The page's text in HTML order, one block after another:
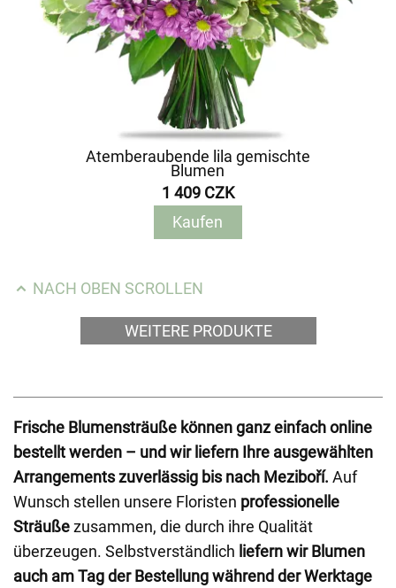
Atemberaubende lila gemischte
Blumen
1 409 CZK
Kaufen
NACH OBEN SCROLLEN
WEITERE PRODUKTE
Frische Blumensträuße können ganz einfach online
bestellt werden – und wir liefern Ihre ausgewählten
Arrangements zuverlässig bis nach Meziboří. Auf
Wunsch stellen unsere Floristen professionelle
Sträußezusammen, die durch ihre Qualität
überzeugen. Selbstverständlich liefern wir Blumen
auch am Tag der Bestellung während der Werktage